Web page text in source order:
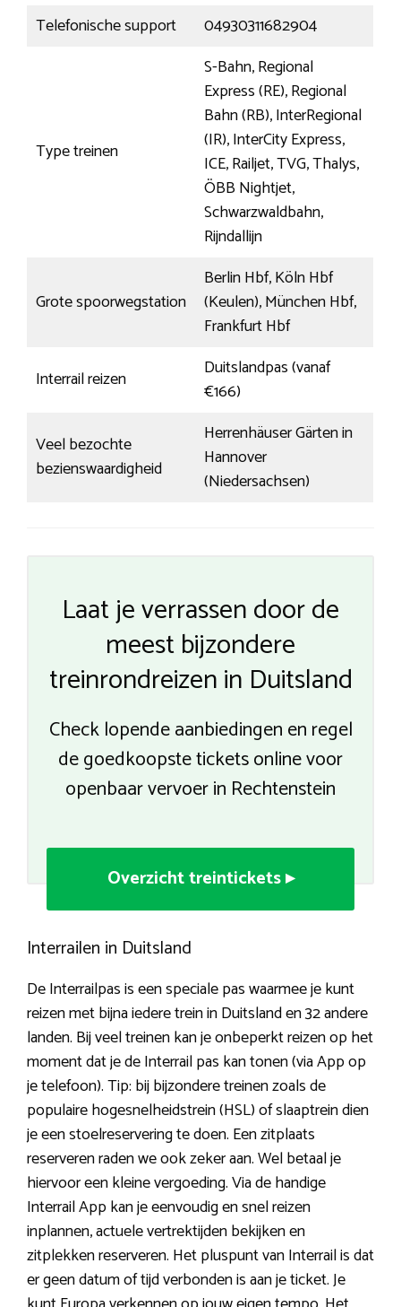
Telefonische support
04930311682904
Type treinen
S-Bahn, Regional
Express (RE), Regional
Bahn (RB), InterRegional
(IR), InterCity Express,
ICE, Railjet, TVG, Thalys,
ÖBB Nightjet,
Schwarzwaldbahn,
Rijndallijn
Grote spoorwegstation
Berlin Hbf, Köln Hbf
(Keulen), München Hbf,
Frankfurt Hbf
Interrail reizen
Duitslandpas (vanaf
€166)
Veel bezochte
bezienswaardigheid
Herrenhäuser Gärten in
Hannover
(Niedersachsen)
Laat je verrassen door de
meest bijzondere
treinrondreizen in Duitsland
Check lopende aanbiedingen en regel
de goedkoopste tickets online voor
openbaar vervoer in Rechtenstein
Overzicht treintickets ▸
Interrailen in Duitsland
De Interrailpas is een speciale pas waarmee je kunt
reizen met bijna iedere trein in Duitsland en 32 andere
landen. Bij veel treinen kan je onbeperkt reizen op het
moment dat je de Interrail pas kan tonen (via App op
je telefoon). Tip: bij bijzondere treinen zoals de
populaire hogesnelheidstrein (HSL) of slaaptrein dien
je een stoelreservering te doen. Een zitplaats
reserveren raden we ook zeker aan. Wel betaal je
hiervoor een kleine vergoeding. Via de handige
Interrail App kan je eenvoudig en snel reizen
inplannen, actuele vertrektijden bekijken en
zitplekken reserveren. Het pluspunt van Interrail is dat
er geen datum of tijd verbonden is aan je ticket. Je